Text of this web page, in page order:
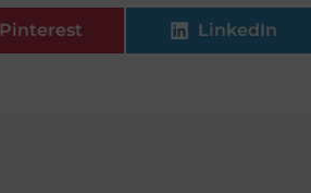
Pinterest LinkedIn